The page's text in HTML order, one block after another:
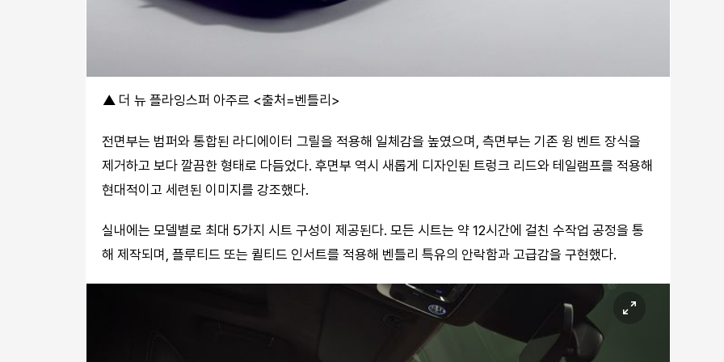
▲ 더 뉴 플라잉스퍼 아주르 <출처=벤틀리>
전면부는 범퍼와 통합된 라디에이터 그릴을 적용해 일체감을 높였으며, 측면부는 기존 윙 벤트 장식을
제거하고 보다 깔끔한 형태로 다듬었다. 후면부 역시 새롭게 디자인된 트렁크 리드와 테일램프를 적용해
현대적이고 세련된 이미지를 강조했다.
실내에는 모델별로 최대 5가지 시트 구성이 제공된다. 모든 시트는 약 12시간에 걸친 수작업 공정을 통
해 제작되며, 플루티드 또는 퀼티드 인서트를 적용해 벤틀리 특유의 안락함과 고급감을 구현했다.